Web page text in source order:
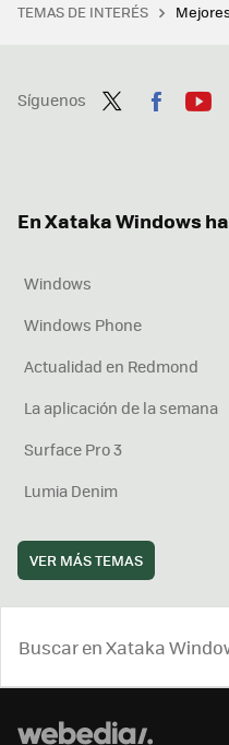
TEMAS DE INTERÉS
Síguenos
En Xataka Windows
Windows
Windows Phone
Actualidad en Redmond
La aplicación de la semana
Surface Pro 3
Lumia Denim
VER MÁS TEMAS